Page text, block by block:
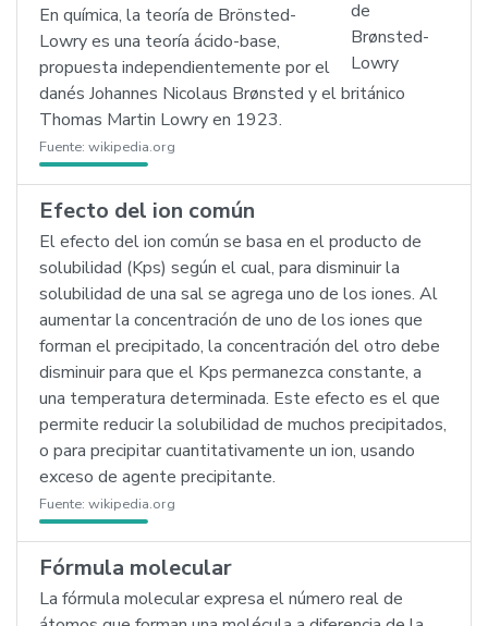
En química, la teoría de Brönsted-
Lowry es una teoría ácido-base,
propuesta independientemente por el
danés Johannes Nicolaus Brønsted y el británico
Thomas Martin Lowry en 1923.
Fuente: wikipedia.org
Efecto del ion común
El efecto del ion común se basa en el producto de
solubilidad (Kps) según el cual, para disminuir la
solubilidad de una sal se agrega uno de los iones. Al
aumentar la concentración de uno de los iones que
forman el precipitado, la concentración del otro debe
disminuir para que el Kps permanezca constante, a
una temperatura determinada. Este efecto es el que
permite reducir la solubilidad de muchos precipitados,
o para precipitar cuantitativamente un ion, usando
exceso de agente precipitante.
Fuente: wikipedia.org
Fórmula molecular
La fórmula molecular expresa el número real de